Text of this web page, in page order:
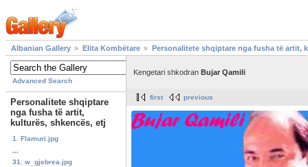
Albanian Gallery Elita Kombëtare Personalitete shqiptare nga fusha të artit,
Advanced Search
Personalitete shqiptare
nga fusha të artit,
kulturës, shkencës, etj
1. Flamuri.jpg
31. w_gjebrea.jpg
Kengetari shkodran Bujar Qamili
first previous